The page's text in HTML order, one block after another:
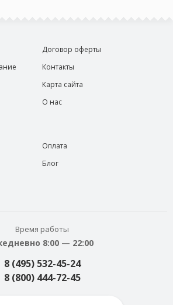
Договор оферты
Контакты
Карта сайта
О нас
Оплата
Блог
Время работы
8:00 — 22:00
8 (495) 532-45-24
8 (800) 444-72-45